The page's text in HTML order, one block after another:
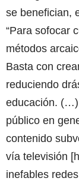
se benefician,
“Para sofocar
métodos
Basta con
reduciendo
educación. (…)
público en
contenido
vía televisión
inefables